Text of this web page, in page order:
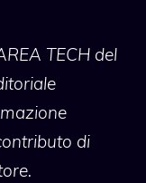
TECH del
di